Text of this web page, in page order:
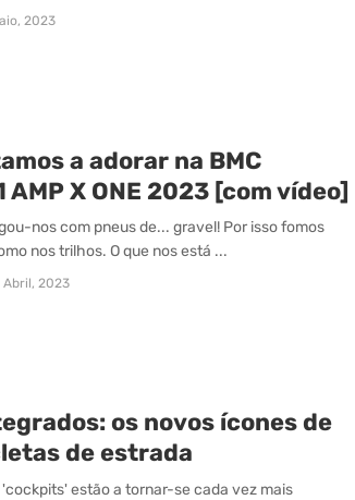
2023
a adorar na BMC
X ONE 2023 [com vídeo]
nos com pneus de... gravel! Por isso fomos
nos trilhos. O que nos está ...
Abril, 2023
os novos ícones de
de estrada
estão a tornar-se cada vez mais